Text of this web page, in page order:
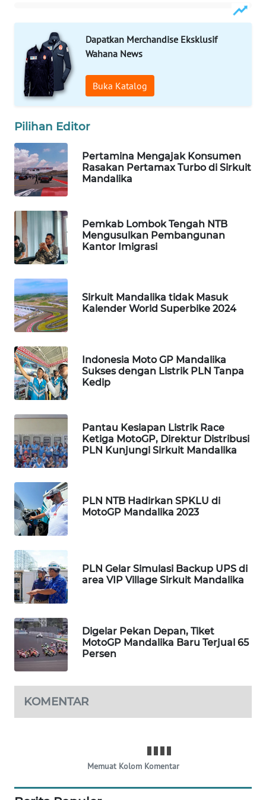
Dapatkan Merchandise Eksklusif
Wahana News
Buka Katalog
Pilihan Editor
Pertamina Mengajak Konsumen
Rasakan Pertamax Turbo di Sirkuit
Mandalika
Pemkab Lombok Tengah NTB
Mengusulkan Pembangunan
Kantor Imigrasi
Sirkuit Mandalika tidak Masuk
Kalender World Superbike 2024
Indonesia Moto GP Mandalika
Sukses dengan Listrik PLN Tanpa
Kedip
Pantau Kesiapan Listrik Race
Ketiga MotoGP, Direktur Distribusi
PLN Kunjungi Sirkuit Mandalika
PLN NTB Hadirkan SPKLU di
MotoGP Mandalika 2023
PLN Gelar Simulasi Backup UPS di
area VIP Village Sirkuit Mandalika
Digelar Pekan Depan, Tiket
MotoGP Mandalika Baru Terjual 65
Persen
KOMENTAR
Memuat Kolom Komentar
KOPEKLIN
PORTAL
KONSUMEN
FORWAMKI
ALPERKLINAS
FORJASIDA
TAMBANG
NEWS
SITUNGIR
NEWS
SIDIKALANG
NEWS
SIBARAGAS
METRO
SIANTAR
NEWS
MEDAN
NEWS
METRO
JAKARTA
NEWS
NEWS
KARING
NEWS
JURNAL
MARITIM
HUMBANG
NEWS
GARONGGANG